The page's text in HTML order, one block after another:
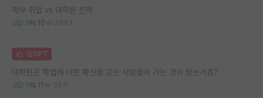
학부 취업 vs 대학원 진학
1 10 2693
김GPT
대학원은 학업에 대한 확신을 갖는 사람들이 가는 것이 맞는거죠?
1 11 3911